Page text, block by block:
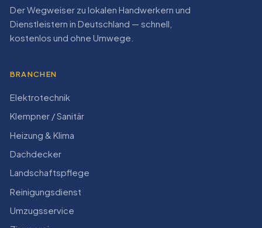
Der Wegweiser zu lokalen Handwerkern und
Dienstleistern in Deutschland — schnell,
kostenlos und ohne Umwege.
BRANCHEN
Elektrotechnik
Klempner / Sanitär
Heizung & Klima
Dachdecker
Landschaftspflege
Reinigungsdienst
Umzugsservice